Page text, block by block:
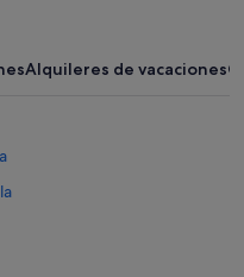
Alquileres de vacaciones